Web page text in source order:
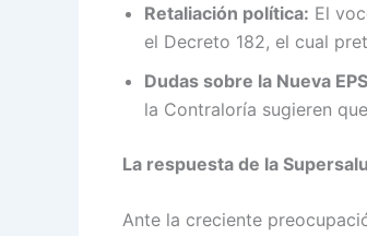
Retaliación política: El
el Decreto 182, el cual
Dudas sobre la Nueva
la Contraloría sugieren
La respuesta de la
Ante la creciente